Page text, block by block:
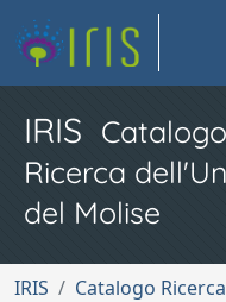
IRIS
Ricerca
del Molise
IRIS Catalogo Ricerca